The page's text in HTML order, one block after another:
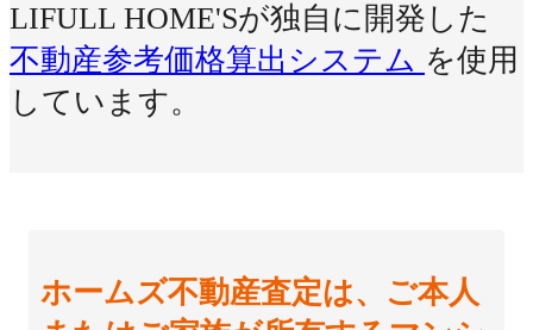
LIFULL HOME'Sが独自に開発した
不動産参考価格算出システム を使用
しています。
ホームズ不動産査定は、ご本人